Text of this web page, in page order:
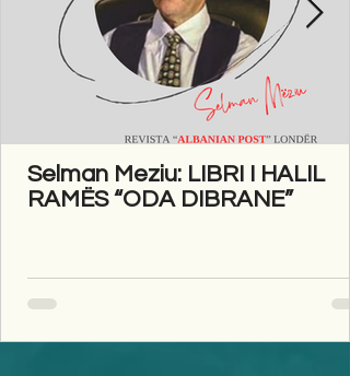
Selman Meziu: LIBRI I HALIL
RAMËS “ODA DIBRANE”